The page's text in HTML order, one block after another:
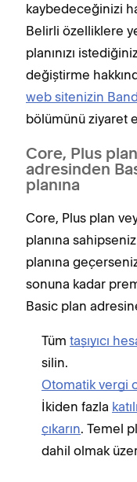
kaybedeceğinizi
Belirli özelliklere
planınızı
değiştirme
web sitenizin
bölümünü ziyaret
Core, Plus
adresinden
planına
Core, Plus plan
planına
planına
sonuna kadar
Basic plan
Tüm taşıyıcı
silin.
Otomatik vergi
İkiden fazla
çıkarın. Temel
dahil olmak